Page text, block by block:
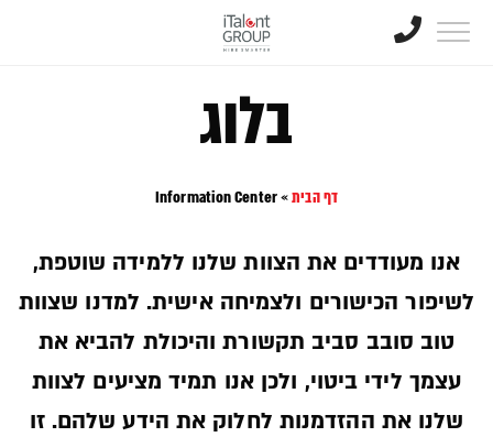
בלוג
דף הבית»
Information Center
אנו מעודדים את הצוות שלנו ללמידה שוטפת,
לשיפור הכישורים ולצמיחה אישית. למדנו שצוות
טוב סובב סביב תקשורת והיכולת להביא את
עצמך לידי ביטוי, ולכן אנו תמיד מציעים לצוות
שלנו את ההזדמנות לחלוק את הידע שלהם. זו